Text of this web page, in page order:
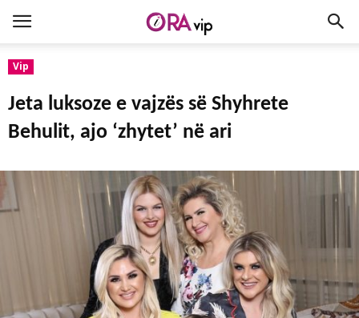
Vip
Jeta luksoze e vajzës së Shyhrete
Behulit, ajo ‘zhytet’ në ari